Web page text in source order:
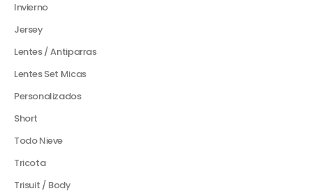
Invierno
Jersey
Lentes / Antiparras
Lentes Set Micas
Personalizados
Short
Todo Nieve
Tricota
Trisuit / Body